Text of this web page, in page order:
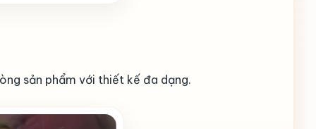
sản phẩm với thiết kế đa dạng.